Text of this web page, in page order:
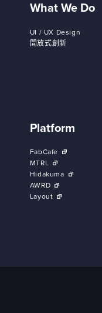
What We Do
UI / UX Design
開放式創新
Platform
FabCafe
MTRL
Hidakuma
AWRD
Layout